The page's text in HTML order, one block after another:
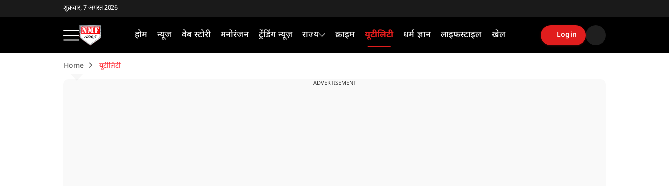
शुक्रवार, 7 अगस्त 2026
होम न्यूज वेब स्टोरी मनोरंजन ट्रेंडिंग न्यूज़ राज्य क्राइम यूटीलिटी धर्म ज्ञान लाइफस्टाइल खेल Login
Home यूटीलिटी
ADVERTISEMENT